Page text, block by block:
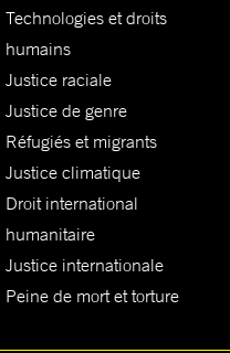
Technologies et droits
humains
Justice raciale
Justice de genre
Réfugiés et migrants
Justice climatique
Droit international
humanitaire
Justice internationale
Peine de mort et torture